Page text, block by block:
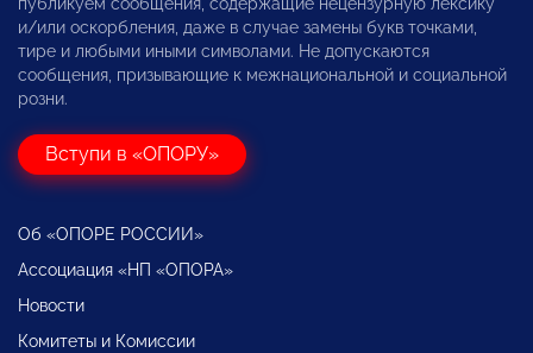
публикуем сообщения, содержащие нецензурную лексику
и/или оскорбления, даже в случае замены букв точками,
тире и любыми иными символами. Не допускаются
сообщения, призывающие к межнациональной и социальной
розни.
Вступи в «ОПОРУ»
Об «ОПОРЕ РОССИИ»
Ассоциация «НП «ОПОРА»
Новости
Комитеты и Комиссии